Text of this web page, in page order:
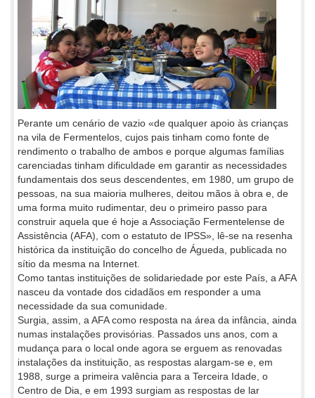
Perante um cenário de vazio «de qualquer apoio às crianças
na vila de Fermentelos, cujos pais tinham como fonte de
rendimento o trabalho de ambos e porque algumas famílias
carenciadas tinham dificuldade em garantir as necessidades
fundamentais dos seus descendentes, em 1980, um grupo de
pessoas, na sua maioria mulheres, deitou mãos à obra e, de
uma forma muito rudimentar, deu o primeiro passo para
construir aquela que é hoje a Associação Fermentelense de
Assistência (AFA), com o estatuto de IPSS», lê-se na resenha
histórica da instituição do concelho de Águeda, publicada no
sítio da mesma na Internet.
Como tantas instituições de solidariedade por este País, a AFA
nasceu da vontade dos cidadãos em responder a uma
necessidade da sua comunidade.
Surgia, assim, a AFA como resposta na área da infância, ainda
numas instalações provisórias. Passados uns anos, com a
mudança para o local onde agora se erguem as renovadas
instalações da instituição, as respostas alargam-se e, em
1988, surge a primeira valência para a Terceira Idade, o
Centro de Dia, e em 1993 surgiam as respostas de lar